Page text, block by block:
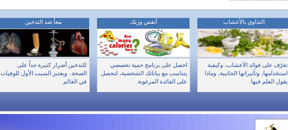
معاً ضد التدخين
للتدخين أضرار كثيرة جداً على
الصحة.. ويعتبر السبب الأول للوفيات
في العالم.
أنقص وزنك
احصل على برنامج حمية تخصصي
يتناسب مع بياناتك الشخصية، لتحصل
على الفائدة المرغوبة.
التداوي بالأعشاب
تعرّف على فوائد الأعشاب، وكيفية
استخدامها، وتأثيراتها الجانبية، وماذا
يقول العلم فيها.